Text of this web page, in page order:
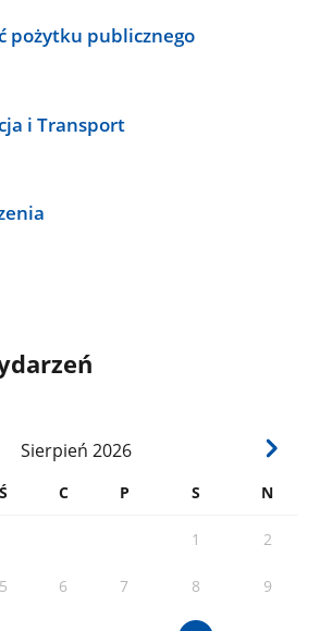
pożytku publicznego
i Transport
Sierpień 2026
Ś C P S N
1 2
5 6 7 8 9